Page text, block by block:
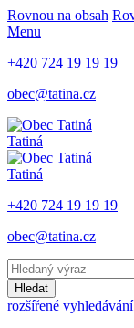
Rovnou na obsah
Menu
+420 724 19 19 19
obec@tatina.cz
Tatiná
Tatiná
+420 724 19 19 19
obec@tatina.cz
Hledat
rozšířené vyhledávání